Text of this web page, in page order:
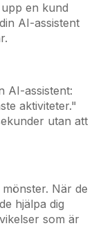
en kund
AI-assistent
AI-assistent:
aktiviteter."
utan att
När de
hjälpa dig
som är